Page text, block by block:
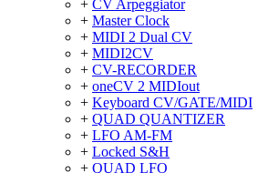
+ CV Arpeggiator
+ Master Clock
+ MIDI 2 Dual CV
+ MIDI2CV
+ CV-RECORDER
+ oneCV 2 MIDIout
+ Keyboard CV/GATE/MIDI
+ QUAD QUANTIZER
+ LFO AM-FM
+ Locked S&H
+ QUAD LFO